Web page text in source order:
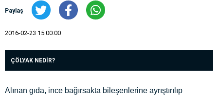
Paylaş
2016-02-23 15:00:00
ÇÖLYAK NEDİR?
Alınan gıda, ince bağırsakta bileşenlerine ayrıştırılıp